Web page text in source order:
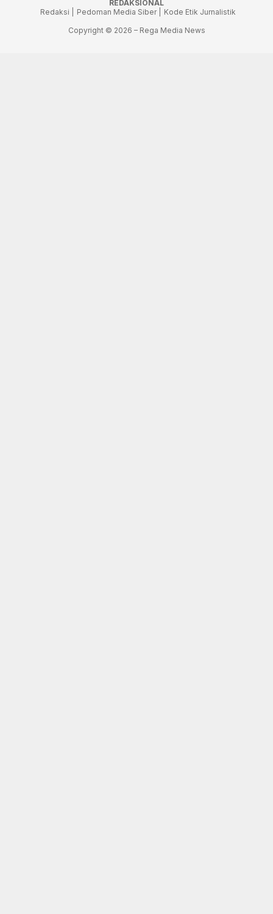
REDAKSIONAL
Redaksi |
Pedoman Media Siber |
Kode Etik Jurnalistik
Copyright © 2026 – Rega Media News